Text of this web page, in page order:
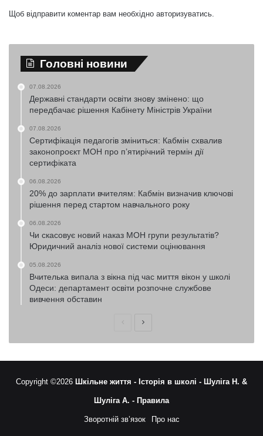
Щоб відправити коментар вам необхідно авторизуватись.
Головні новини
07.08.2026
Державні стандарти освіти знову змінено: що
передбачає рішення Кабінету Міністрів України
07.08.2026
Сертифікація педагогів зміниться: Кабмін схвалив
законопроєкт МОН про п’ятирічний термін дії
сертифіката
06.08.2026
20% до зарплати вчителям: Кабмін визначив ключові
рішення перед стартом навчального року
06.08.2026
Чи скасовує новий наказ МОН групи результатів?
Юридичний аналіз нової системи оцінювання
05.08.2026
Вчителька випала з вікна під час миття вікон у школі
Одеси: департамент освіти розпочне службове
вивчення обставин
ПопередняНаступна
Copyright ©2026 Шкільне життя - Історія в школі - Шуліга Н. &
Шуліга А. - Правила
Зворотній зв’язок Про нас